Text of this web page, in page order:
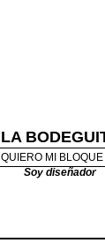
LA
QUIERO MI BLOQUE
Soy diseñador